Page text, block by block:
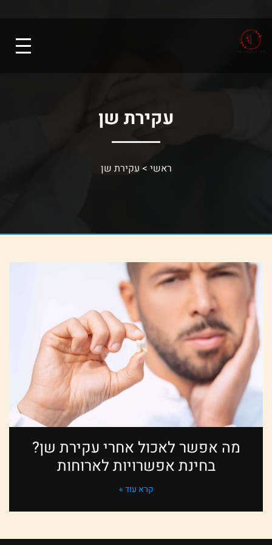
עקירת שן
ראשי > עקירת שן
מה אפשר לאכול אחרי עקירת שן?
בחינת אפשרויות לארוחות
קרא עוד »